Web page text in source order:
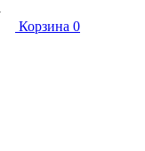
Корзина 0